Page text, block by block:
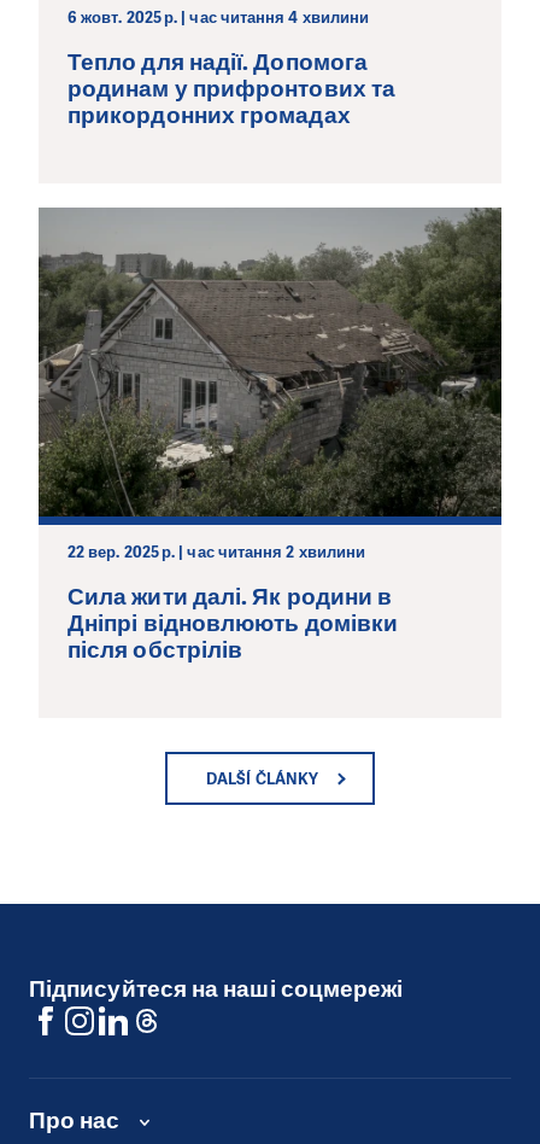
6 жовт. 2025 р. | час читання 4 хвилини
Тепло для надії. Допомога
родинам у прифронтових та
прикордонних громадах
22 вер. 2025 р. | час читання 2 хвилини
Сила жити далі. Як родини в
Дніпрі відновлюють домівки
після обстрілів
DALŠÍ ČLÁNKY
Підписуйтеся на наші соцмережі
Про нас